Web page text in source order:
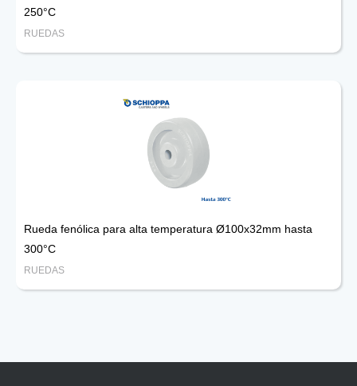
250°C
RUEDAS
Rueda fenólica para alta temperatura Ø100x32mm hasta
300°C
RUEDAS